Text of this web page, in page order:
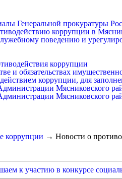
Генеральной прокуратуры
коррупции в
поведению и
коррупции
и обязательствах
коррупции, для
Мясниковского
Мясниковского
коррупции → Новости о
к участию в конкурсе